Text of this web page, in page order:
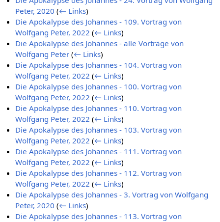
Peter, 2020 (← Links)
Die Apokalypse des Johannes - 109. Vortrag von
Wolfgang Peter, 2022 (← Links)
Die Apokalypse des Johannes - alle Vorträge von
Wolfgang Peter (← Links)
Die Apokalypse des Johannes - 104. Vortrag von
Wolfgang Peter, 2022 (← Links)
Die Apokalypse des Johannes - 100. Vortrag von
Wolfgang Peter, 2022 (← Links)
Die Apokalypse des Johannes - 110. Vortrag von
Wolfgang Peter, 2022 (← Links)
Die Apokalypse des Johannes - 103. Vortrag von
Wolfgang Peter, 2022 (← Links)
Die Apokalypse des Johannes - 111. Vortrag von
Wolfgang Peter, 2022 (← Links)
Die Apokalypse des Johannes - 112. Vortrag von
Wolfgang Peter, 2022 (← Links)
Die Apokalypse des Johannes - 3. Vortrag von Wolfgang
Peter, 2020 (← Links)
Die Apokalypse des Johannes - 113. Vortrag von